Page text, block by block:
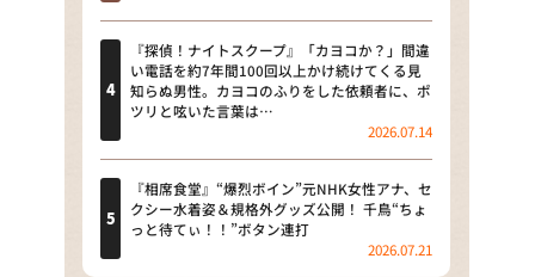
教えて！ニュースライブ 正義の
ミカタ
ＬＩＦＥ～夢のカタチ～
新婚さんいらっしゃい！
ポツンと一軒家
ザキ山小屋本館
『探偵！ナイトスクープ』「カヨコか？」間違
い電話を約7年間100回以上かけ続けてくる見
知らぬ男性。カヨコのふりをした依頼者に、ポ
ツリと呟いた言葉は…
2026.07.14
『相席食堂』“爆烈ボイン”元NHK女性アナ、セ
クシー水着姿＆規格外グッズ公開！ 千鳥“ちょ
っと待てぃ！！”ボタン連打
2026.07.21